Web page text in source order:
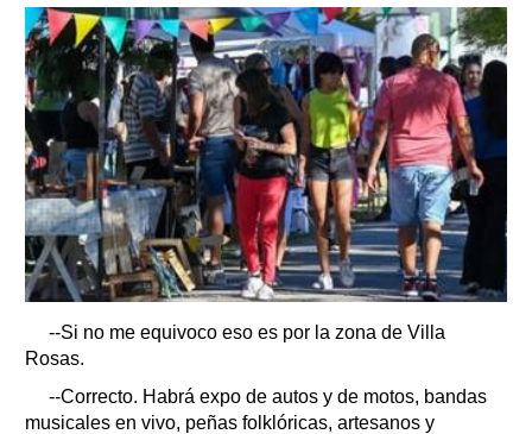
--Si no me equivoco eso es por la zona de Villa
Rosas.
--Correcto. Habrá expo de autos y de motos, bandas
musicales en vivo, peñas folklóricas, artesanos y